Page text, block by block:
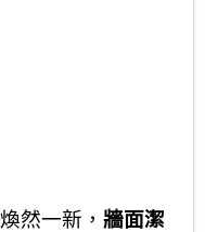
然一新， 牆面潔